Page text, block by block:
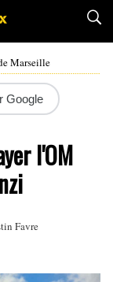
Marseille
Google
l'OM
Favre